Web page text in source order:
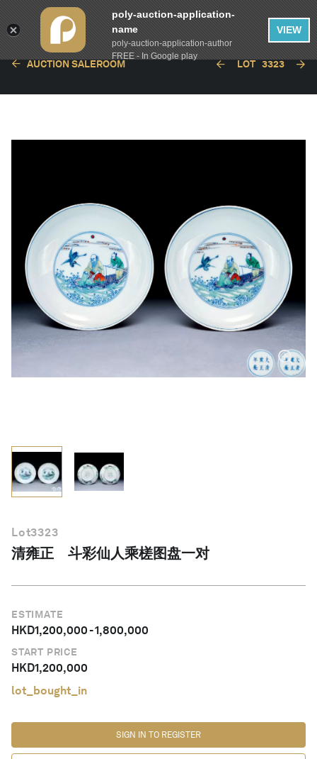
AUCTION SALEROOM LOT 3323
Lot3323
清雍正 斗彩仙人乘槎图盘一对
ESTIMATE
HKD1,200,000-1,800,000
START PRICE
HKD1,200,000
lot_bought_in
SIGN IN TO REGISTER
poly-auction-application-
name
poly-auction-application-author
FREE - In Google play
VIEW